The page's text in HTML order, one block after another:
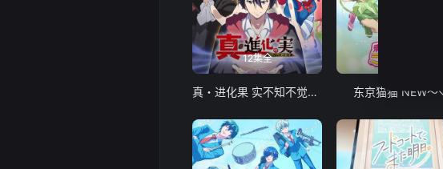
12集全
真・进化果 实不知不觉踏上胜利的人生 东京猫猫 NEW